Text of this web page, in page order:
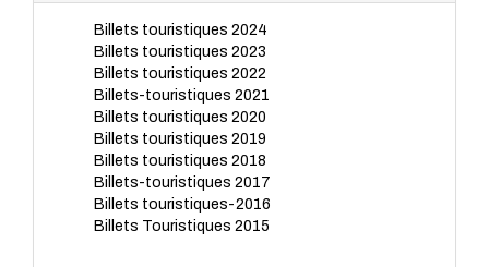
Billets touristiques 2024
Billets touristiques 2023
Billets touristiques 2022
Billets-touristiques 2021
Billets touristiques 2020
Billets touristiques 2019
Billets touristiques 2018
Billets-touristiques 2017
Billets touristiques-2016
Billets Touristiques 2015